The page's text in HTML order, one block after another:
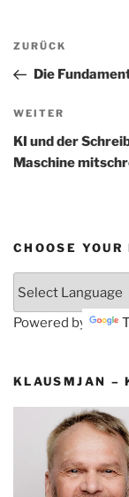
Vorheriger
Beitrag
ZURÜCK
Die
Nächster
Beitrag
WEITER
KI und der
Maschine
CHOOSE YOUR
Powered by
KLAUSMJAN –